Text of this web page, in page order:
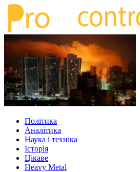
Політика
Аналітика
Наука і техніка
Історія
Цікаве
Heavy Metal